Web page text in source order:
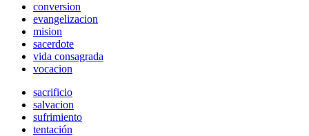
conversion
evangelizacion
mision
sacerdote
vida consagrada
vocacion
sacrificio
salvacion
sufrimiento
tentación